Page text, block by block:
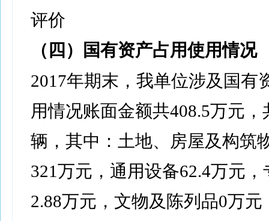
评价
（四）国有资产占用使用情况
2017年期末，我单位涉及国有
用情况账面金额共408.5万元，
辆，其中：土地、房屋及构筑
321万元，通用设备62.4万元
2.88万元，文物及陈列品0万元